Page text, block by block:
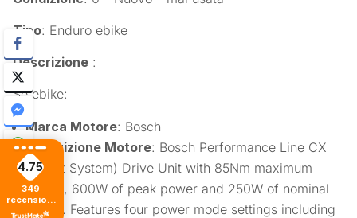
Tipo: Enduro ebike
Descrizione :
Se ebike:
Marca Motore: Bosch
Descrizione Motore: Bosch Performance Line CX
(Smart System) Drive Unit with 85Nm maximum
torque, 600W of peak power and 250W of nominal
power. Features four power mode settings including
4.75
349
recensioni
di tutti i